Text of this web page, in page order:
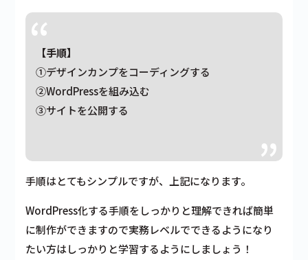
【手順】
①デザインカンプをコーディングする
②WordPressを組み込む
③サイトを公開する
手順はとてもシンプルですが、上記になります。
WordPress化する手順をしっかりと理解できれば簡単
に制作ができますので実務レベルでできるようになり
たい方はしっかりと学習するようにしましょう！